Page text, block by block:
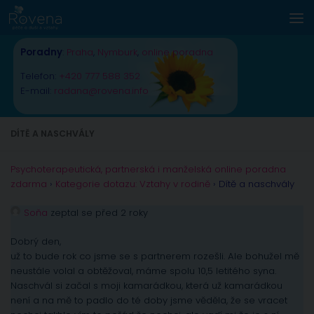
Skip to content
Poradny Praha Nymburk online poradna
Telefon: +420 777 588 352
E-mail: radana@rovena.info
Psychoterapeutická, partnerská i manželská online poradna
zdarma › Kategorie dotazu: Vztahy v rodině › Dítě a naschvály
Soňa zeptal se před 2 roky
Dobrý den,
už to bude rok co jsme se s partnerem rozešli. Ale bohužel mě
neustále volal a obtěžoval, máme spolu 10,5 letitého syna.
Naschvál si začal s moji kamarádkou, která už kamarádkou
není a na mě to padlo do té doby jsme věděla, že se vracet